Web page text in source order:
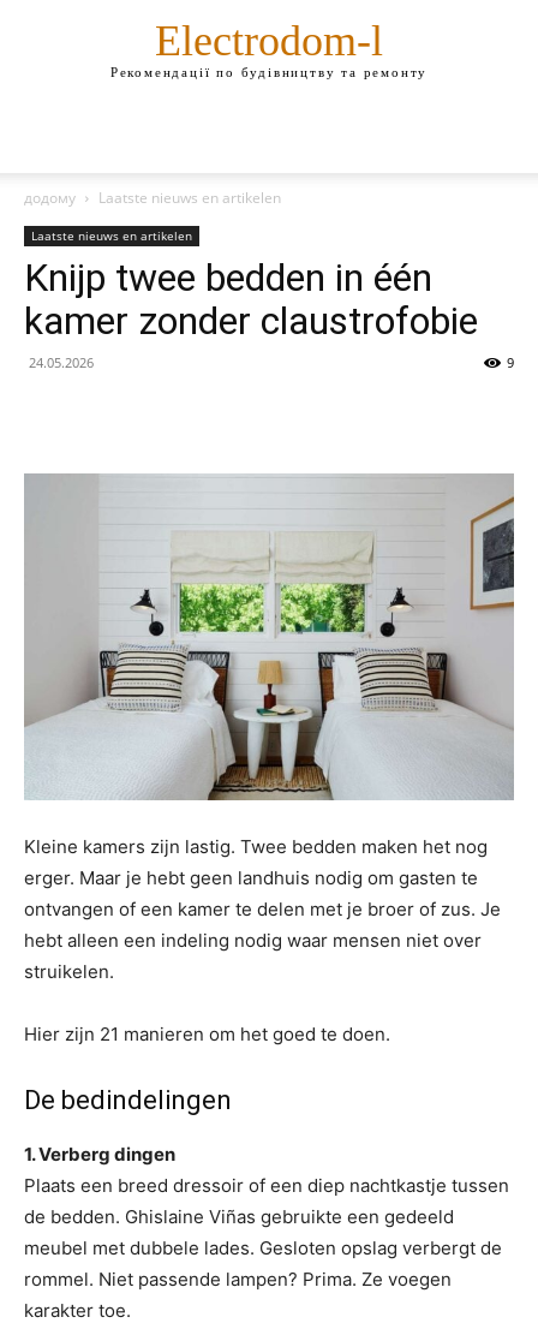
Electrodom-l
Рекомендації по будівництву та ремонту
додому Laatste nieuws en artikelen
Laatste nieuws en artikelen
Knijp twee bedden in één
kamer zonder claustrofobie
24.05.2026 9
Kleine kamers zijn lastig. Twee bedden maken het nog
erger. Maar je hebt geen landhuis nodig om gasten te
ontvangen of een kamer te delen met je broer of zus. Je
hebt alleen een indeling nodig waar mensen niet over
struikelen.
Hier zijn 21 manieren om het goed te doen.
De bedindelingen
1. Verberg dingen
Plaats een breed dressoir of een diep nachtkastje tussen
de bedden. Ghislaine Viñas gebruikte een gedeeld
meubel met dubbele lades. Gesloten opslag verbergt de
rommel. Niet passende lampen? Prima. Ze voegen
karakter toe.